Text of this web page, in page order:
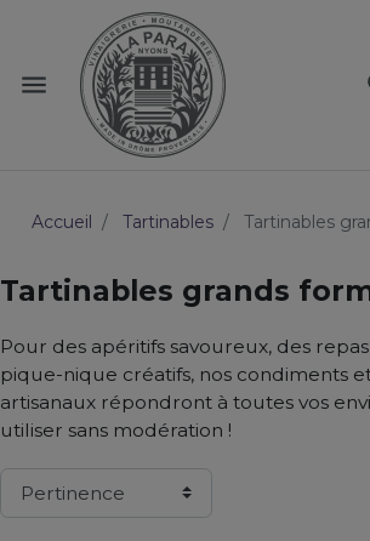
menu
Accueil Tartinables Tartinables
Tartinables grands
Pour des apéritifs savoureux, des
pique-nique créatifs, nos condiments
artisanaux répondront à toutes vos
utiliser sans modération !